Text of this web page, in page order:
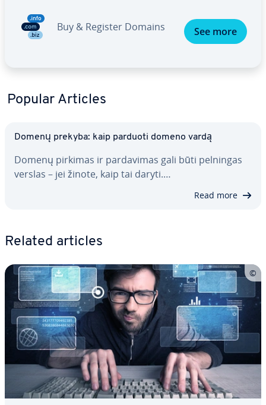
Buy & Register Domains See more
Popular Articles
Domenų prekyba: kaip parduoti domeno vardą
Domenų pirkimas ir par­da­vi­mas gali būti pelningas
verslas – jei žinote, kaip tai daryti.…
Read more
Related articles